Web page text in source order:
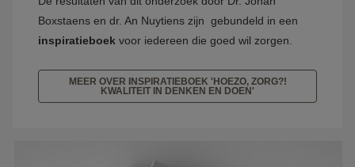
Boxstaens en dr. An Nuytiens zijn gebundeld in een
inspiratieboek voor iedereen die goed wil zorgen.
MEER OVER INSPIRATIEBOEK 'HOEZO, ZORG?!
KWALITEIT IN DENKEN EN DOEN'